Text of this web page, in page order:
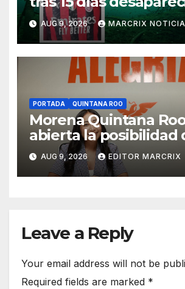
un cenote de
AUG 9, 2026 MARCRIX
PORTADA QUINTANA ROO
Morena Quintana
abierta la posibilidad
sumar a Lidia Rojas
AUG 9, 2026 EDITOR MARCRIX
Leave a Reply
Your email address will not be
Required fields are marked *